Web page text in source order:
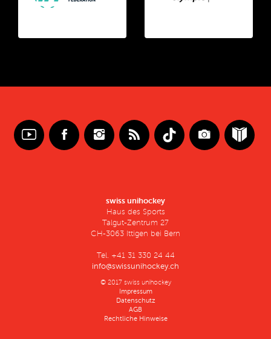
swiss unihockey
Haus des Sports
Talgut-Zentrum 27
CH-3063 Ittigen bei Bern
Tel. +41 31 330 24 44
info@swissunihockey.ch
© 2017 swiss unihockey
Impressum
Datenschutz
AGB
Rechtliche Hinweise